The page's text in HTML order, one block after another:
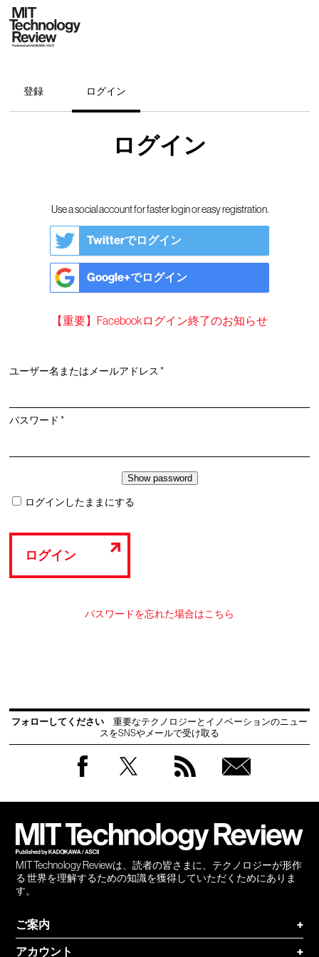
登録 ログイン
ログイン
Use a social account for faster login or easy registration.
Twitterでログイン
Google+でログイン
【重要】Facebookログイン終了のお知らせ
ユーザー名またはメールアドレス*必
パスワード*必
ログインしたままにする
ログイン
パスワードを忘れた場合はこちら
フォローしてください
重要なテクノロジーとイノベーションのニュー
スをSNSやメールで受け取る
MIT Technology Reviewは、読者の皆さまに、テクノロジーが形作
る 世界を理解するための知識を獲得していただくためにありま
す。
ご案内
+
アカウント
+